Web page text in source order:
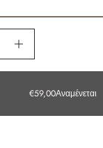
€59,00Αναμένεται